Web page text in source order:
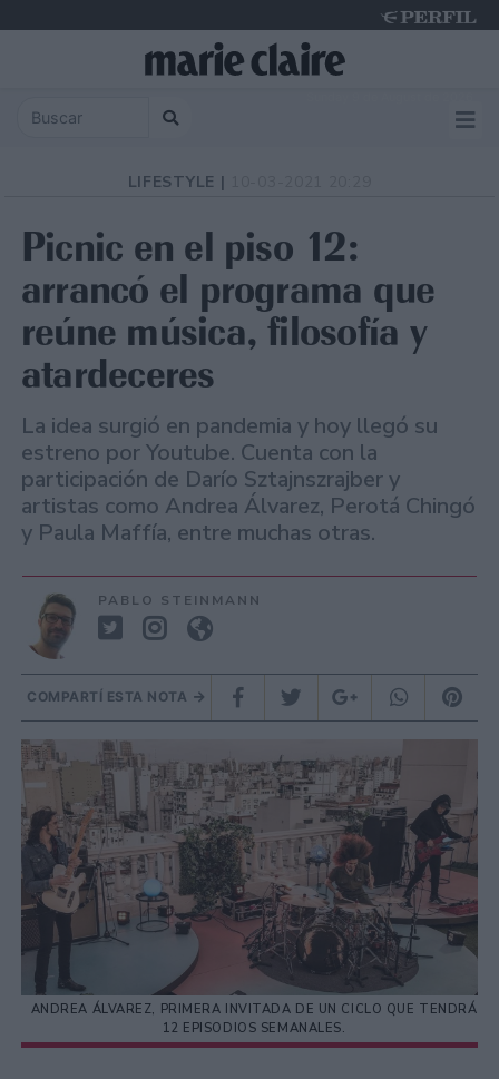
LIFESTYLE |
Picnic en el piso 12:
arrancó el programa que
reúne música, filosofía y
atardeceres
La idea surgió en pandemia y hoy llegó su
estreno por Youtube. Cuenta con la
participación de Darío Sztajnszrajber y
artistas como Andrea Álvarez, Perotá Chingó
y Paula Maffía, entre muchas otras.
PABLO STEINMANN
COMPARTÍ ESTA NOTA
ANDREA ÁLVAREZ, PRIMERA INVITADA DE UN CICLO QUE TENDRÁ
12 EPISODIOS SEMANALES.